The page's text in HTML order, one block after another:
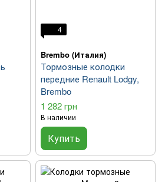
4
Brembo (Италия)
Тормозные колодки
передние Renault Lodgy,
Brembo
1 282 грн
В наличии
Купить